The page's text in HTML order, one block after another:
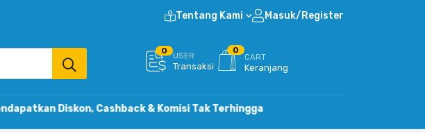
Tentang Kami Masuk/Register
0
USER
Transaksi
0
CART
Keranjang
Diskon, Cashback & Komisi Tak Terhingga